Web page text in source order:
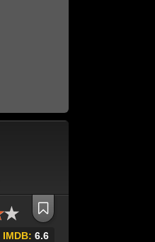
IMDB: 6.6